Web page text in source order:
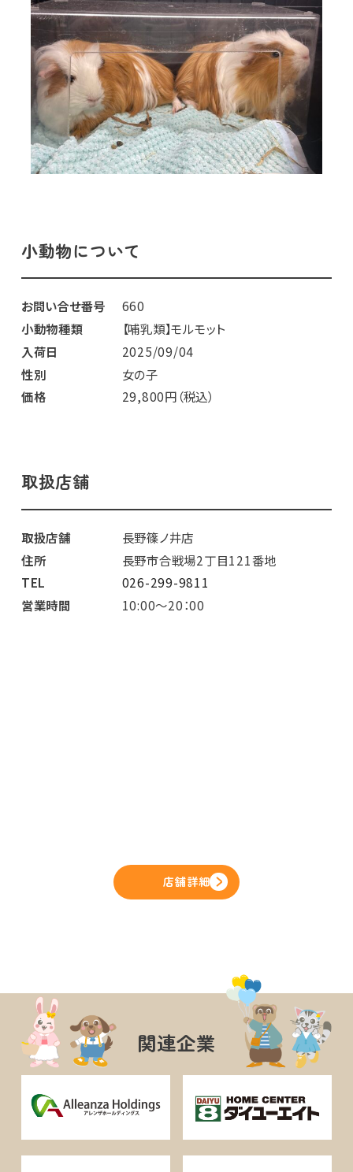
小動物について
お問い合せ番号
660
小動物種類
【哺乳類】モルモット
入荷日
2025/09/04
性別
女の子
価格
29,800円（税込）
取扱店舗
取扱店舗
長野篠ノ井店
住所
長野市合戦場2丁目121番地
TEL
026-299-9811
営業時間
10:00～20：00
店舗詳細
関連企業